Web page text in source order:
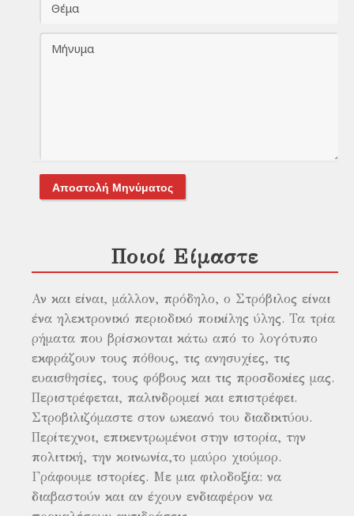
Αποστολή Μηνύματος
Ποιοί Είμαστε
Αν και είναι, μάλλον, πρόδηλο, ο Στρόβιλος είναι
ένα ηλεκτρονικό περιοδικό ποικίλης ύλης. Τα τρία
ρήματα που βρίσκονται κάτω από το λογότυπο
εκφράζουν τους πόθους, τις ανησυχίες, τις
ευαισθησίες, τους φόβους και τις προσδοκίες μας.
Περιστρέφεται, παλινδρομεί και επιστρέφει.
Στροβιλιζόμαστε στον ωκεανό του διαδικτύου.
Περίτεχνοι, επικεντρωμένοι στην ιστορία, την
πολιτική, την κοινωνία,το μαύρο χιούμορ.
Γράφουμε ιστορίες. Με μια φιλοδοξία: να
διαβαστούν και αν έχουν ενδιαφέρον να